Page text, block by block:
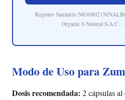
Registro Sanitario N8308021N/
Organic S Natural S.A.C.
Modo de Uso para
Dosis recomendada: 2 cápsulas